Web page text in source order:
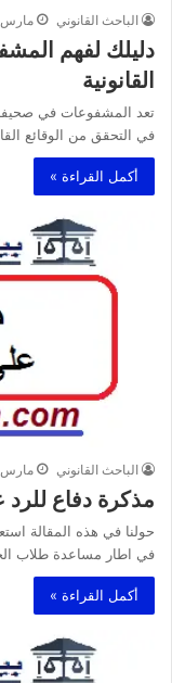
الباحث القانوني مارس 22, 2024
دليلك لفهم
القانونية
تعد المشفوعات في صحيفة
في التحقق من الوقائع
أكمل القراءة »
الباحث القانوني مارس 22, 2024
مذكرة دفاع
حولنا في هذه المقالة
في اطار مساعدة طلاب
أكمل القراءة »